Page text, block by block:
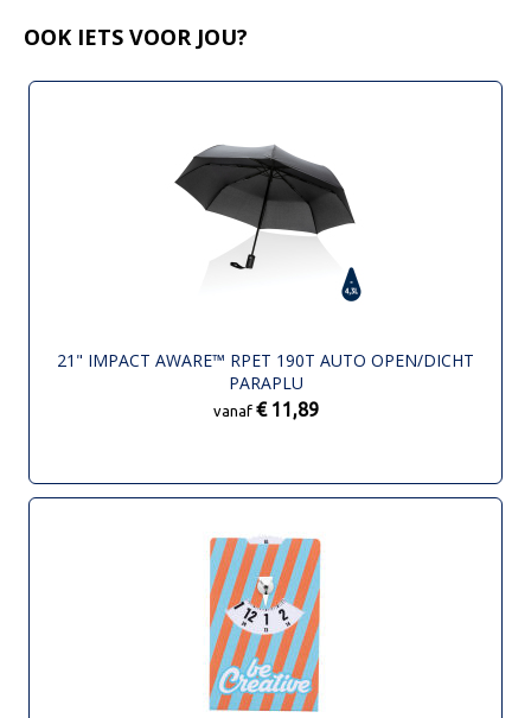
OOK IETS VOOR JOU?
21" IMPACT AWARE™ RPET 190T AUTO OPEN/DICHT
PARAPLU
vanaf € 11,89